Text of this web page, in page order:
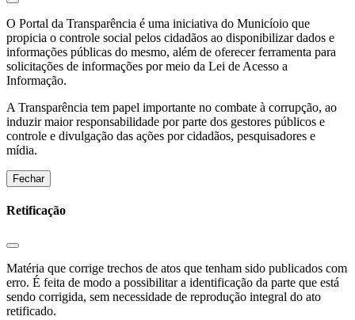
O Portal da Transparência é uma iniciativa do Municíoio que
propicia o controle social pelos cidadãos ao disponibilizar dados e
informações públicas do mesmo, além de oferecer ferramenta para
solicitações de informações por meio da Lei de Acesso a
Informação.
A Transparência tem papel importante no combate à corrupção, ao
induzir maior responsabilidade por parte dos gestores públicos e
controle e divulgação das ações por cidadãos, pesquisadores e
mídia.
Fechar
Retificação
Matéria que corrige trechos de atos que tenham sido publicados com
erro. É feita de modo a possibilitar a identificação da parte que está
sendo corrigida, sem necessidade de reprodução integral do ato
retificado.